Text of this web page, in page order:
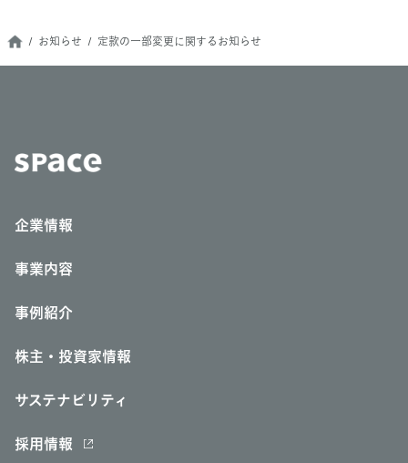
お知らせ 定款の一部変更に関するお知らせ
企業情報
事業内容
事例紹介
株主・投資家情報
サステナビリティ
採用情報